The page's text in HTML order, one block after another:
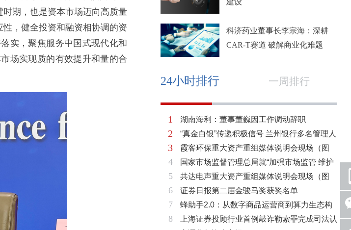
期，也是资本市场迈向高质量
，健全投资和融资相协调的资
实，聚焦服务中国式现代化和
场实现质的有效提升和量的合
建设
科济药业董事长李宗海：深耕
CAR-T赛道 破解商业化难题
24小时排行 一周排行
1
2
3
4
5
6
7
8
湖南海利：董事董巍因工作调动辞职
“真金白银”传递积极信号 兰州银行多名管理人
员拟增持公司股份不低于600万元
霞客环保重大资产重组媒体说明会现场（图
片）
国家市场监督管理总局就“加强市场监管 维护
市场秩序”答记者问
共达电声重大资产重组媒体说明会现场（图
片）
证券日报第二届金骏马奖获奖名单
蜂助手2.0：从数字商品运营商到算力生态构
建者的跃迁
上海证券投顾行业首例敲诈勒索罪完成司法认